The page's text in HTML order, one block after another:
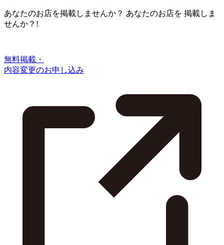
あなたのお店を掲載しませんか？ あなたのお店を 掲載しま
せんか？!
無料掲載・
内容変更のお申し込み